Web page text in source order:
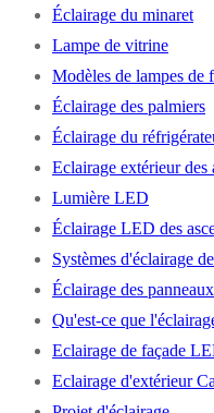
Éclairage du minaret
Lampe de vitrine
Modèles de lampes de
Éclairage des palmiers
Éclairage du
Eclairage extérieur des
Lumière LED
Éclairage LED des
Systèmes d'éclairage
Éclairage des
Qu'est-ce que
Eclairage de façade
Eclairage d'extérieur